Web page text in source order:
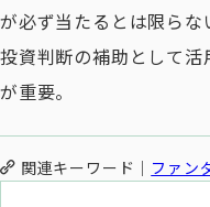
が必ず当たるとは限らな
投資判断の補助として
が重要。
関連キーワード ファン